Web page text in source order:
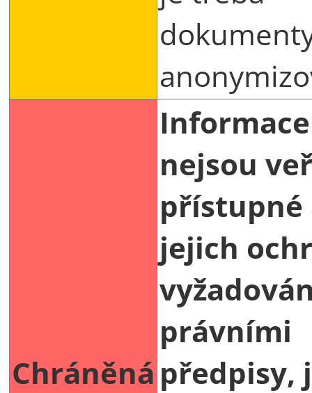
Chráněná
Informace
nejsou
přístupné
jejich
právními
předpisy,